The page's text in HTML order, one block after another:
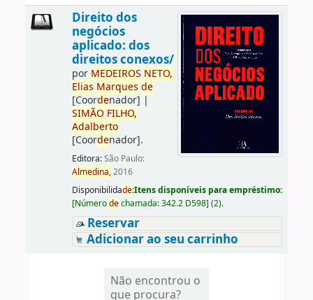
Direito dos
negócios
aplicado: dos
direitos conexos/
por MEDEIROS NETO,
Elias Marques de
[Coordenador] |
SIMÃO FILHO,
Adalberto
[Coordenador].
Editora:São Paulo:
Almedina,2016
Disponibilidade:Itens disponíveis para empréstimo:
[Númerodechamada:342.2 D598] (2).
Reservar
Adicionar ao seu carrinho
Não encontrou o
que procura?